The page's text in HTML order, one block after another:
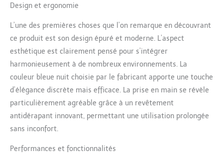
Lavable à 60 °C. Si
quelque chose se passe à
côté de chaque malheur
est rapidement réparé.
Modulable et modifiable
: transformable de
manière polyvalente et
donc de la naissance à la
troisième Un fidèle
compagnon pour votre
hauteur de 22 cm, 35 cm
Design et ergonomie
L’une des premières choses que l’on remarque en découvrant
ce produit est son design épuré et moderne. L’aspect
esthétique est clairement pensé pour s’intégrer
harmonieusement à de nombreux environnements. La
couleur bleue nuit choisie par le fabricant apporte une touche
d’élégance discrète mais efficace. La prise en main se révèle
particulièrement agréable grâce à un revêtement
antidérapant innovant, permettant une utilisation prolongée
sans inconfort.
Performances et fonctionnalités